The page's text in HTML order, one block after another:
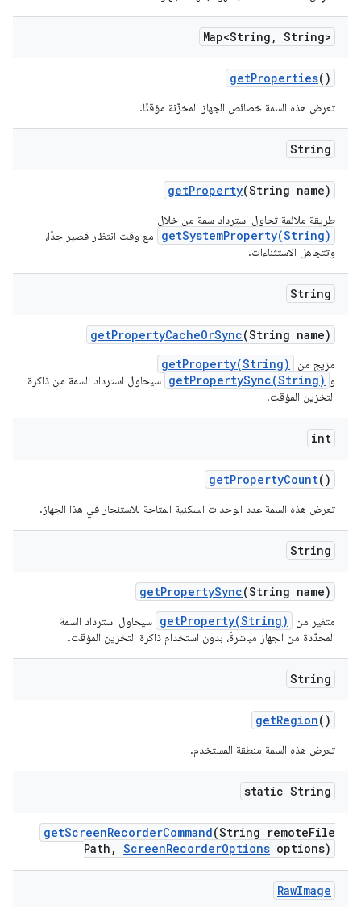
Map<String , String>
getProperties()
تعرِض هذه السمة خصائص الجهاز المخزَّنة مؤقتًا.
String
getProperty(String name)
طريقة ملائمة تحاول استرداد سمة من خلال
getSystemProperty(String)
مع وقت انتظار قصير جدًا،
وتتجاهل الاستثناءات.
String
getPropertyCacheOrSync(String name)
مزيج من getProperty(String)
و getPropertySync(String) سيحاول استرداد السمة من ذاكرة
التخزين المؤقت.
int
getPropertyCount()
تعرض هذه السمة عدد الوحدات السكنية المتاحة للاستئجار في هذا الجهاز.
String
getPropertySync(String name)
متغير من getProperty(String) سيحاول استرداد السمة
المحدّدة من الجهاز مباشرةً، بدون استخدام ذاكرة التخزين المؤقت.
String
getRegion()
تعرض هذه السمة منطقة المستخدم.
static String
getScreenRecorderCommand(String remoteFile
Path , ScreenRecorderOptions options)
RawImage